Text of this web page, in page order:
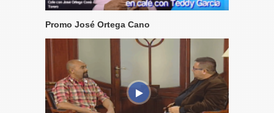
Promo José Ortega Cano